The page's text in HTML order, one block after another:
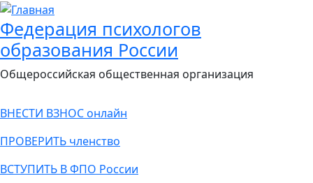
Федерация психологов
образования России
Общероссийская общественная организация
ВНЕСТИ ВЗНОС онлайн
ПРОВЕРИТЬ членство
ВСТУПИТЬ В ФПО России